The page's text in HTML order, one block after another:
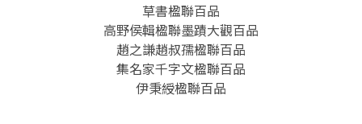
草書楹聯百品
高野侯輯楹聯墨蹟大觀百品
趙之謙趙叔孺楹聯百品
集名家千字文楹聯百品
伊秉綬楹聯百品